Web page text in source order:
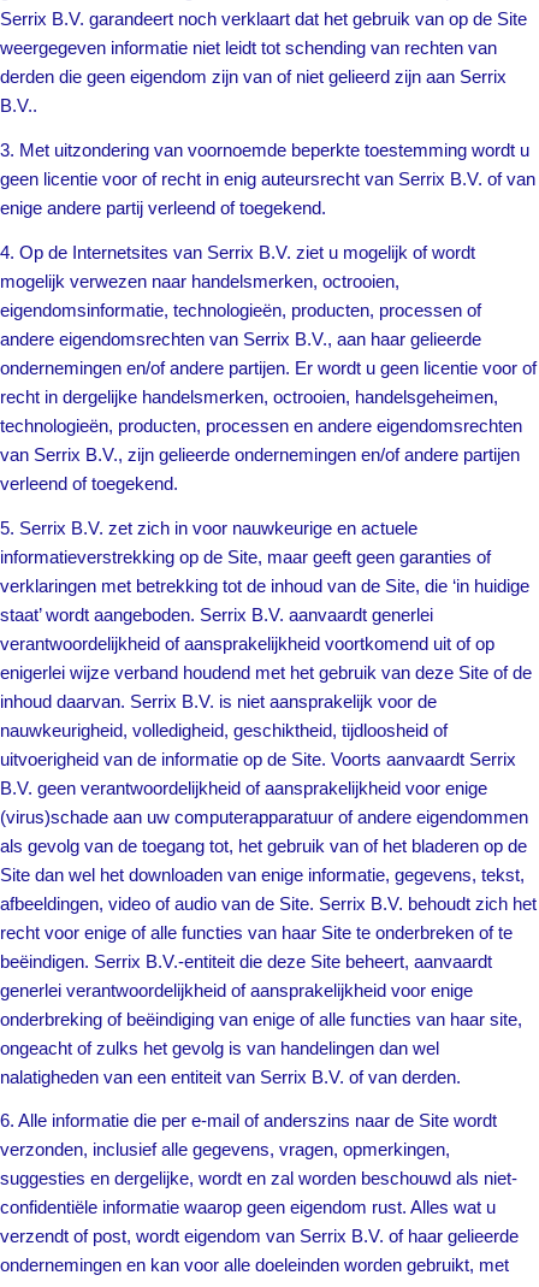
Serrix B.V. garandeert noch verklaart dat het gebruik van op de Site
weergegeven informatie niet leidt tot schending van rechten van
derden die geen eigendom zijn van of niet gelieerd zijn aan Serrix
B.V..
3. Met uitzondering van voornoemde beperkte toestemming wordt u
geen licentie voor of recht in enig auteursrecht van Serrix B.V. of van
enige andere partij verleend of toegekend.
4. Op de Internetsites van Serrix B.V. ziet u mogelijk of wordt
mogelijk verwezen naar handelsmerken, octrooien,
eigendomsinformatie, technologieën, producten, processen of
andere eigendomsrechten van Serrix B.V., aan haar gelieerde
ondernemingen en/of andere partijen. Er wordt u geen licentie voor of
recht in dergelijke handelsmerken, octrooien, handelsgeheimen,
technologieën, producten, processen en andere eigendomsrechten
van Serrix B.V., zijn gelieerde ondernemingen en/of andere partijen
verleend of toegekend.
5. Serrix B.V. zet zich in voor nauwkeurige en actuele
informatieverstrekking op de Site, maar geeft geen garanties of
verklaringen met betrekking tot de inhoud van de Site, die ‘in huidige
staat’ wordt aangeboden. Serrix B.V. aanvaardt generlei
verantwoordelijkheid of aansprakelijkheid voortkomend uit of op
enigerlei wijze verband houdend met het gebruik van deze Site of de
inhoud daarvan. Serrix B.V. is niet aansprakelijk voor de
nauwkeurigheid, volledigheid, geschiktheid, tijdloosheid of
uitvoerigheid van de informatie op de Site. Voorts aanvaardt Serrix
B.V. geen verantwoordelijkheid of aansprakelijkheid voor enige
(virus)schade aan uw computerapparatuur of andere eigendommen
als gevolg van de toegang tot, het gebruik van of het bladeren op de
Site dan wel het downloaden van enige informatie, gegevens, tekst,
afbeeldingen, video of audio van de Site. Serrix B.V. behoudt zich het
recht voor enige of alle functies van haar Site te onderbreken of te
beëindigen. Serrix B.V.-entiteit die deze Site beheert, aanvaardt
generlei verantwoordelijkheid of aansprakelijkheid voor enige
onderbreking of beëindiging van enige of alle functies van haar site,
ongeacht of zulks het gevolg is van handelingen dan wel
nalatigheden van een entiteit van Serrix B.V. of van derden.
6. Alle informatie die per e-mail of anderszins naar de Site wordt
verzonden, inclusief alle gegevens, vragen, opmerkingen,
suggesties en dergelijke, wordt en zal worden beschouwd als niet-
confidentiële informatie waarop geen eigendom rust. Alles wat u
verzendt of post, wordt eigendom van Serrix B.V. of haar gelieerde
ondernemingen en kan voor alle doeleinden worden gebruikt, met